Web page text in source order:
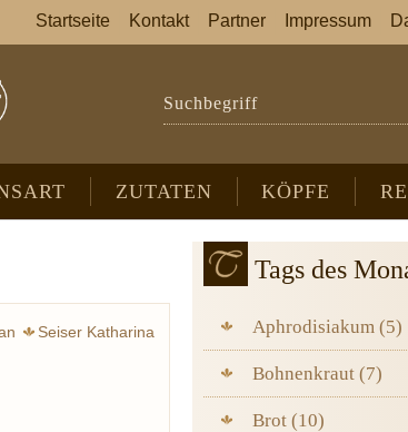
Suchbegriff
ZUTATEN KÖPFE
Startseite Kontakt Partner Impressum
Seiser Katharina
Tags des
Aphrodisiakum (5)
Bohnenkraut (7)
Brot (10)